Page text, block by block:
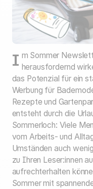
Im Sommer Newsletter zu versenden, mag herausfordernd
das Potenzial für ein
Werbung für
Rezepte und
entsteht durch die
Sommerloch: Viele
vom Arbeits- und
Umständen auch
zu Ihren Leser:innen
aufrechterhalten
Sommer mit